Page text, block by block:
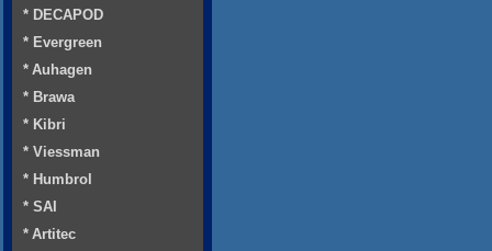
* DECAPOD
* Evergreen
* Auhagen
* Brawa
* Kibri
* Viessman
* Humbrol
* SAI
* Artitec